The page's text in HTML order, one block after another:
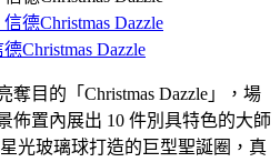
Christmas Dazzle
目的「Christmas Dazzle」，場
佈置內展出 10 件別具特色的大師
光玻璃球打造的巨型聖誕圈，真